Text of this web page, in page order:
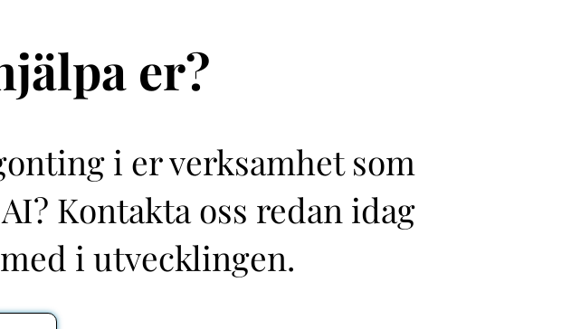
er?
i er verksamhet som
Kontakta oss redan idag
i utvecklingen.